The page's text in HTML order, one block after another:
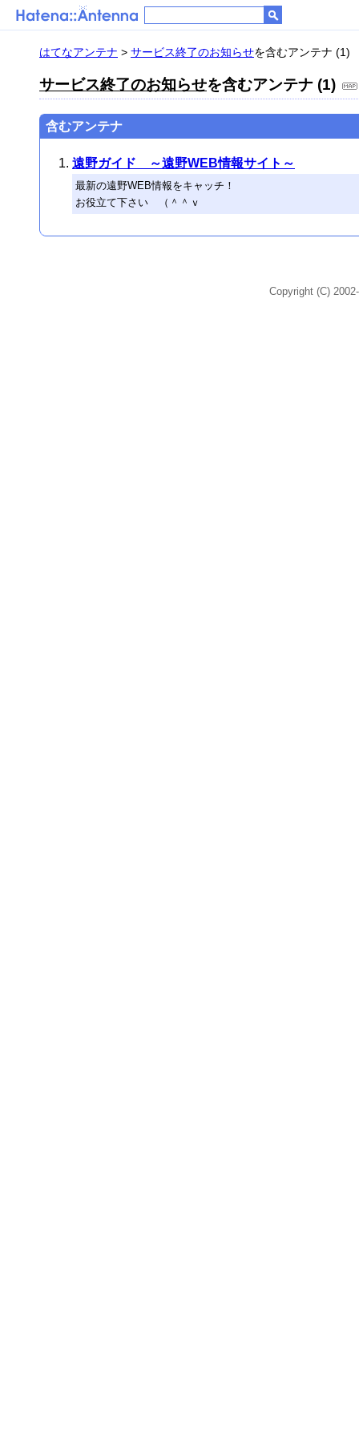
はてなアンテナ > サービス終了のお知らせを含むアンテナ (1)
サービス終了のお知らせを含むアンテナ (1)
含むアンテナ
遠野ガイド ～遠野WEB情報サイト～
最新の遠野WEB情報をキャッチ！
お役立て下さい （＾＾ｖ
Copyright (C)